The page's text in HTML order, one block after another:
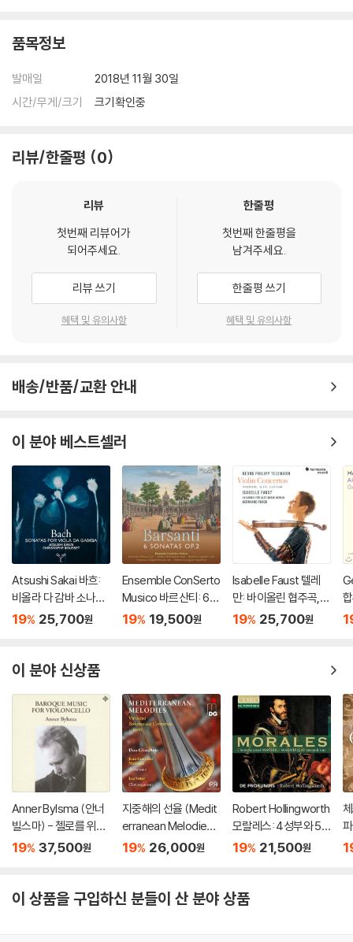
품목정보
발매일
2018년 11월 30일
시간/무게/크기
크기확인중
리뷰/한줄평 0
리뷰
첫번째 리뷰어가
되어주세요.
리뷰 쓰기
혜택 및 유의사항
한줄평
첫번째 한줄평을
남겨주세요.
한줄평 쓰기
혜택 및 유의사항
배송/반품/교환 안내
이 분야 베스트셀러
Atsushi Sakai 바흐:
비올라 다 감바 소나타
Bwv 1027-1029 (Ba
27-1029)
19% 25,700원
Ensemble ConSerto
Musico 바르산티: 6개
의 소나타, Op. 2 (Bars
19% 19,500원
Isabelle Faust 텔레
만: 바이올린 협주곡,
서곡, 모음곡, 환상곡
19% 25,700원
이 분야 신상품
Anner Bylsma (안너
빌스마) - 첼로를 위한
바로크 음악 (Italian B
19% 37,500원
지중해의 선율 (Medit
erranean Melodies)
[SACD Hybrid]
19% 26,000원
Robert Hollingworth
모랄레스: 4성부와 5
성부 미사 ‘무장한 사
Masses)
19% 21,500원
이 상품을 구입하신 분들이 산 분야 상품